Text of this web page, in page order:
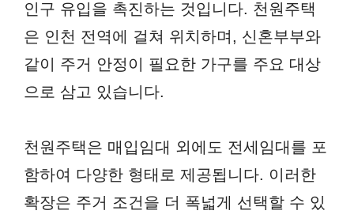
인구 유입을 촉진하는 것입니다. 천원주택
은 인천 전역에 걸쳐 위치하며, 신혼부부와
같이 주거 안정이 필요한 가구를 주요 대상
으로 삼고 있습니다.
천원주택은 매입임대 외에도 전세임대를 포
함하여 다양한 형태로 제공됩니다. 이러한
확장은 주거 조건을 더 폭넓게 선택할 수 있